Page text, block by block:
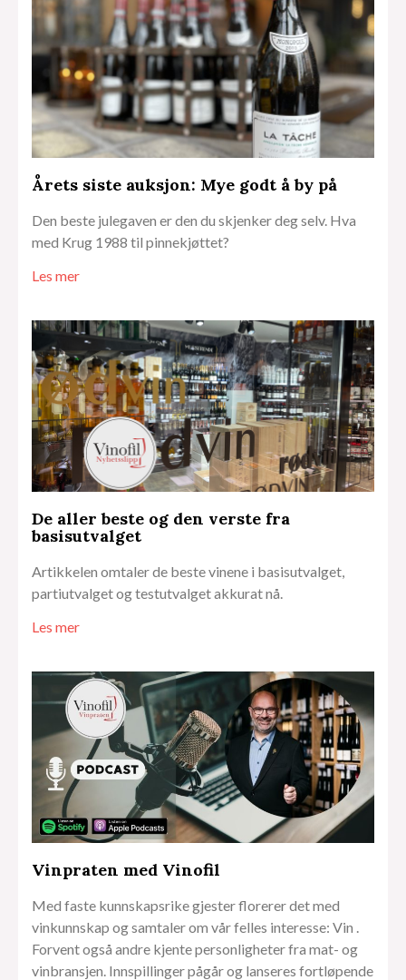
Årets siste auksjon: Mye godt å by på
Den beste julegaven er den du skjenker deg selv. Hva
med Krug 1988 til pinnekjøttet?
Les mer
De aller beste og den verste fra
basisutvalget
Artikkelen omtaler de beste vinene i basisutvalget,
partiutvalget og testutvalget akkurat nå.
Les mer
Vinpraten med Vinofil
Med faste kunnskapsrike gjester florerer det med
vinkunnskap og samtaler om vår felles interesse: Vin .
Forvent også andre kjente personligheter fra mat- og
vinbransjen. Innspillinger pågår og lanseres fortløpende